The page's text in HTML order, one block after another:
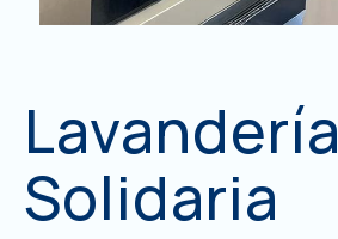
Lavandería
Solidaria